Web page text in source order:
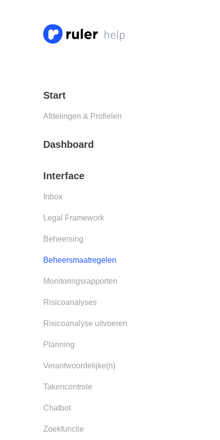
Start
Afdelingen & Profielen
Dashboard
Interface
Inbox
Legal Framework
Beheersing
Beheersmaatregelen
Monitoringsrapporten
Risicoanalyses
Risicoanalyse uitvoeren
Planning
Verantwoordelijke(n)
Takencontrole
Chatbot
Zoekfunctie